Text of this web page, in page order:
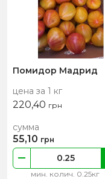
Помидор Мадрид
цена за 1 кг
220,40 грн
мин. колич. 0.25кг
сумма
55,10 грн